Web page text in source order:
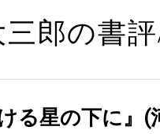
三郎の書
ける星の下に』